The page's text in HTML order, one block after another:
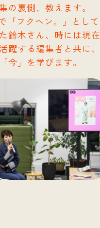
の裏側、教えます。
「フクヘン。」として
鈴木さん、時には現在
躍する編集者と共に、
今」を学びます。